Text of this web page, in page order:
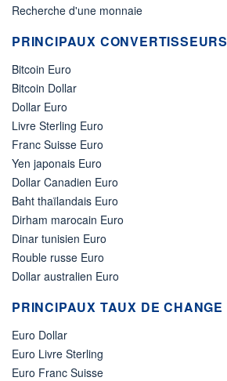
Recherche d'une monnaie
PRINCIPAUX CONVERTISSEURS
Bitcoin Euro
Bitcoin Dollar
Dollar Euro
Livre Sterling Euro
Franc Suisse Euro
Yen japonais Euro
Dollar Canadien Euro
Baht thaïlandais Euro
Dirham marocain Euro
Dinar tunisien Euro
Rouble russe Euro
Dollar australien Euro
PRINCIPAUX TAUX DE CHANGE
Euro Dollar
Euro Livre Sterling
Euro Franc Suisse